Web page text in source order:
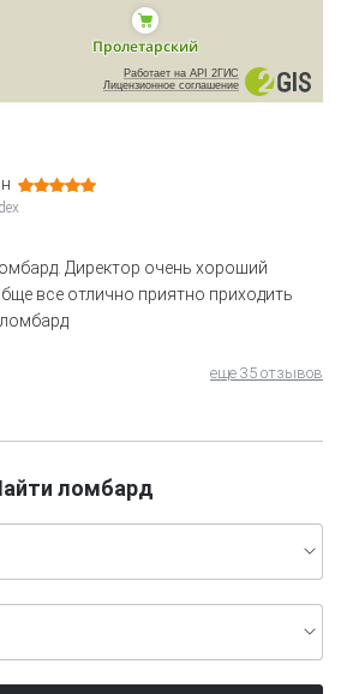
Работает на API 2ГИС
Лицензионное соглашение
Директор очень хороший
все отлично приятно приходить
еще 35 отзывов
ломбард